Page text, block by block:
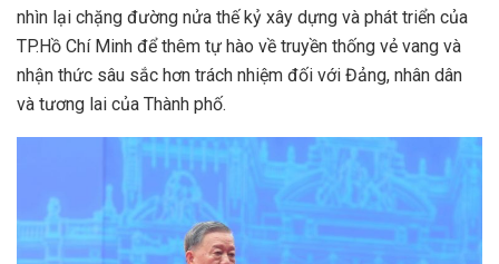
nhìn lại chặng đường nửa thế kỷ xây dựng và phát triển của
TP.Hồ Chí Minh để thêm tự hào về truyền thống vẻ vang và
nhận thức sâu sắc hơn trách nhiệm đối với Đảng, nhân dân
và tương lai của Thành phố.